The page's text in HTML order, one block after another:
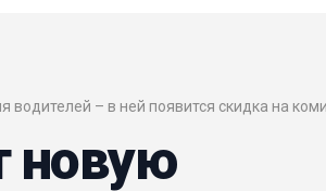
водителей – в ней появится скидка на
новую